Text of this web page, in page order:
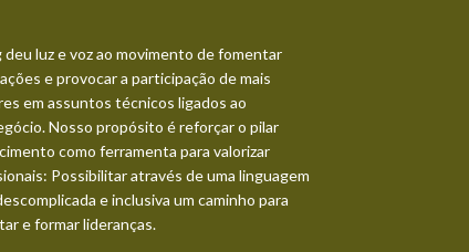
deu luz e voz ao movimento de fomentar
e provocar a participação de mais
em assuntos técnicos ligados ao
Nosso propósito é reforçar o pilar
como ferramenta para valorizar
Possibilitar através de uma linguagem
e inclusiva um caminho para
e formar lideranças.